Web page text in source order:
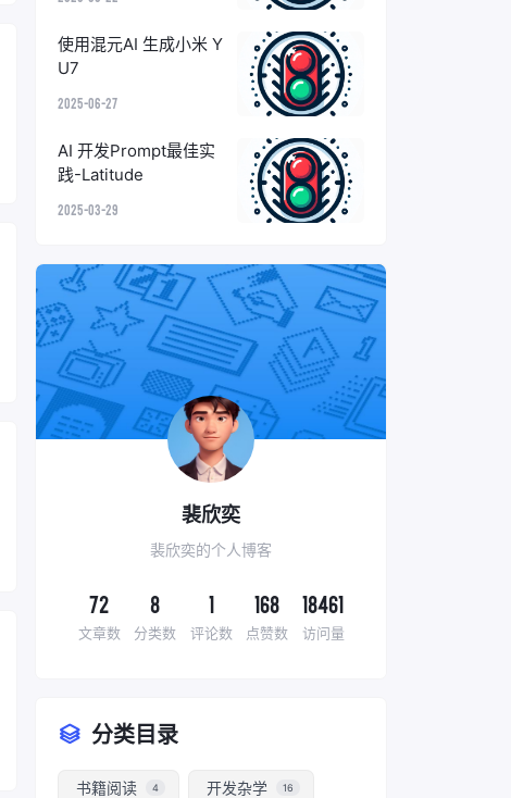
使用混元AI 生成小米 Y
U7
2025-06-27
AI 开发Prompt最佳实
践-Latitude
2025-03-29
裴欣奕
裴欣奕的个人博客
72
文章数
8
分类数
1
评论数
168
点赞数
18461
访问量
分类目录
书籍阅读 4 开发杂学 16